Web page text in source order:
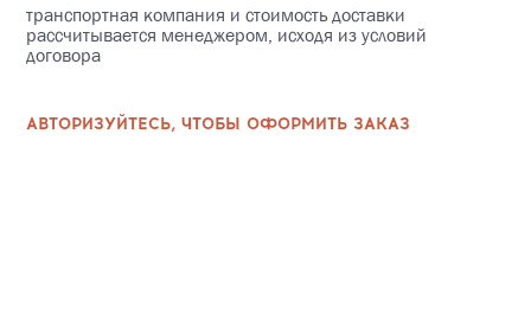
транспортная компания и стоимость доставки
рассчитывается менеджером, исходя из условий
договора
АВТОРИЗУЙТЕСЬ, ЧТОБЫ ОФОРМИТЬ ЗАКАЗ